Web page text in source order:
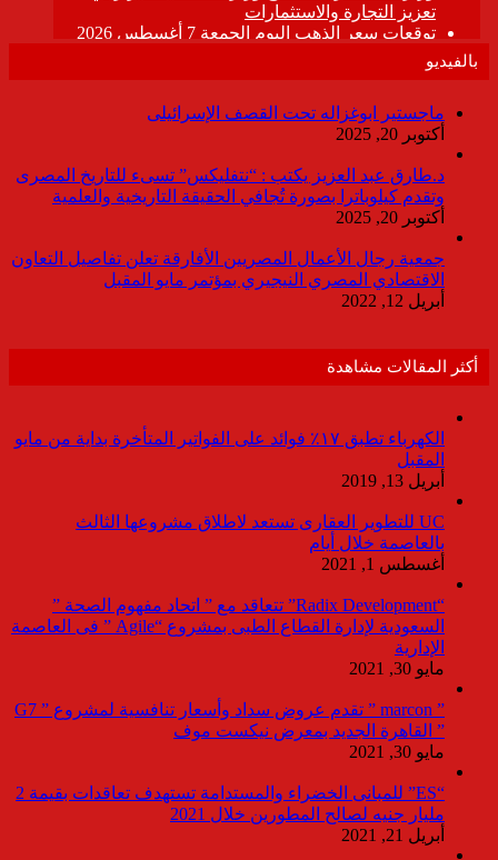
بالفيديو
ماجستير ابوغزاله تحت القصف الإسرائيلى
أكتوبر 20, 2025
د.طارق عبد العزيز يكتب : “نتفليكس” تسىء للتاريخ المصرى
وتقدم كيلوباترا بصورة تُجافي الحقيقة التاريخية والعلمية
أكتوبر 20, 2025
جمعية رجال الأعمال المصريين الأفارقة تعلن تفاصيل التعاون
الاقتصادي المصري النيجيري بمؤتمر مايو المقبل
أبريل 12, 2022
أكثر المقالات مشاهدة
الكهرباء تطبق ١٧٪ فوائد على الفواتير المتأخرة بداية من مايو
المقبل
أبريل 13, 2019
UC للتطوير العقارى تستعد لاطلاق مشروعها الثالث
بالعاصمة خلال أيام
أغسطس 1, 2021
“Radix Development” تتعاقد مع ” اتحاد مفهوم الصحة ”
السعودية لإدارة القطاع الطبى بمشروع “Agile ” فى العاصمة
الإدارية
مايو 30, 2021
” marcon ” تقدم عروض سداد وأسعار تنافسية لمشروع ” G7
” القاهرة الجديد بمعرض نيكست موف
مايو 30, 2021
“ES” للمبانى الخضراء والمستدامة تستهدف تعاقدات بقيمة 2
مليار جنيه لصالح المطورين خلال 2021
أبريل 21, 2021